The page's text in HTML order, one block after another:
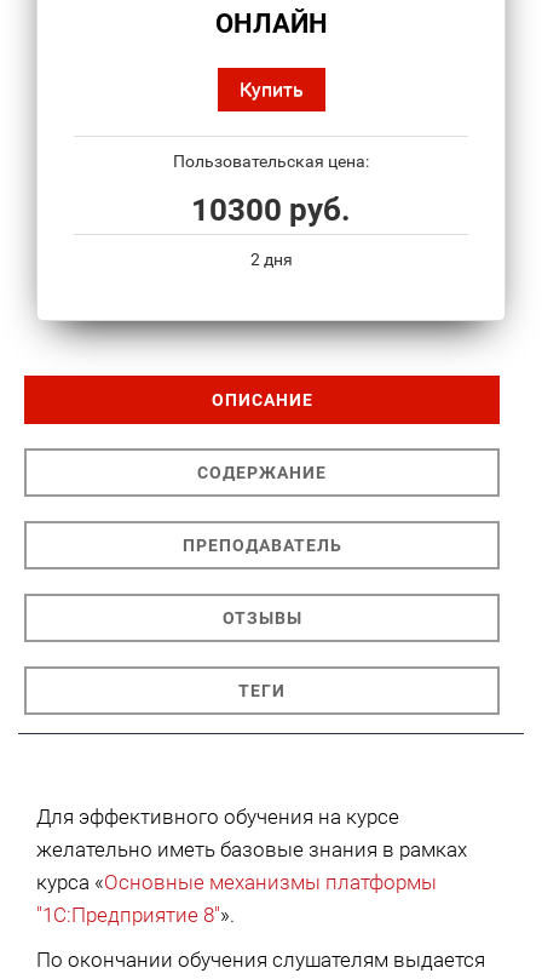
ОНЛАЙН
Купить
Пользовательская цена:
10300 руб.
2 дня
ОПИСАНИЕ
СОДЕРЖАНИЕ
ПРЕПОДАВАТЕЛЬ
ОТЗЫВЫ
ТЕГИ
Для эффективного обучения на курсе
желательно иметь базовые знания в рамках
курса «Основные механизмы платформы
"1С:Предприятие 8"».
По окончании обучения слушателям выдается